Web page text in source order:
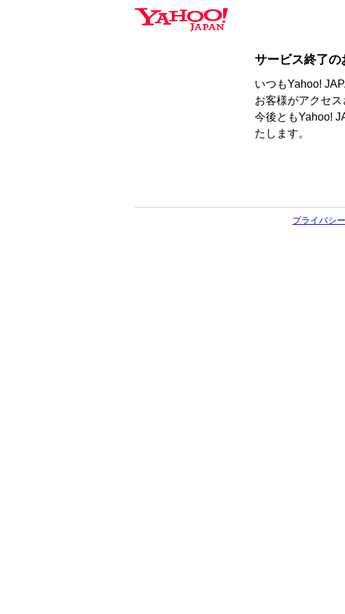
サービス終了の
いつもYahoo!
お客様がアクセ
今後ともYahoo!
たします。
プライバシ